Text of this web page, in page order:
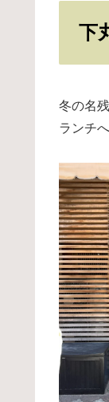
下
冬の名
ランチ